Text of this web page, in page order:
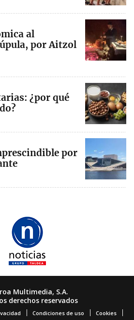
al
por Aitzol
¿por qué
por
Multimedia, S.A.
derechos reservados
Condiciones de uso Cookies